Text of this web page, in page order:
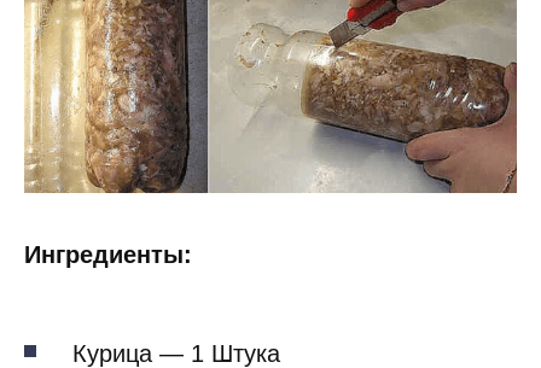
Ингредиенты:
Курица — 1 Штука